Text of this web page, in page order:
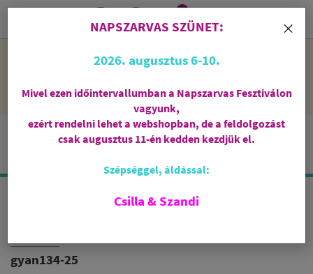
NAPSZARVAS SZÜNET: 2026. augusztus 6-10 - rendelni lehet
feldolgozni őket.
i
0
AMAZONAS COPAL
gyan134-25
×
NAPSZARVAS SZÜNET:
2026. augusztus 6-10.
Mivel ezen időintervallumban a Napszarvas Fesztiválon
vagyunk,
ezért rendelni lehet a webshopban, de a feldolgozást
csak augusztus 11-én kedden kezdjük el.
Szépséggel, áldással:
Csilla & Szandi